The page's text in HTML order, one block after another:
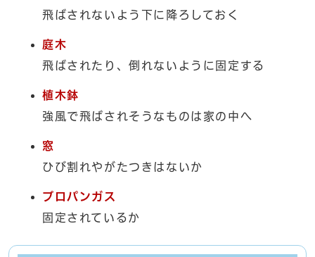
飛ばされないよう下に降ろしておく
庭木
飛ばされたり、倒れないように固定する
植木鉢
強風で飛ばされそうなものは家の中へ
窓
ひび割れやがたつきはないか
プロパンガス
固定されているか